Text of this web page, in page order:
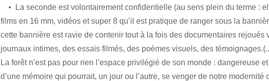
• La seconde est volontairement confidentielle (au sens plein du terme :
films en 16 mm, vidéos et super 8 qu’il est pratique de ranger sous la
cette bannière est ravie de contenir tout à la fois des documentaires
journaux intimes, des essais filmés, des poèmes visuels, des
La forêt n’est pas pour rien l’espace privilégié de son monde : dangereuse
d’une mémoire qui pourrait, un jour ou l’autre, se venger de notre